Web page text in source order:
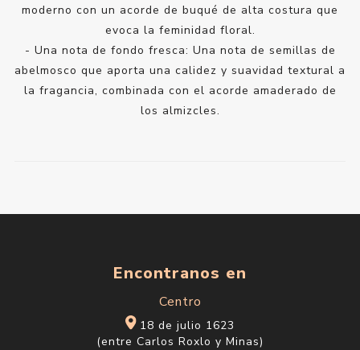
moderno con un acorde de buqué de alta costura que
evoca la feminidad floral.
- Una nota de fondo fresca: Una nota de semillas de
abelmosco que aporta una calidez y suavidad textural a
la fragancia, combinada con el acorde amaderado de
los almizcles.
Encontranos en
Centro
18 de julio 1623
(entre Carlos Roxlo y Minas)